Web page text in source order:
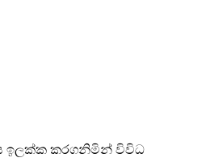
ඉලක්ක කරගනිමින් විවිධ